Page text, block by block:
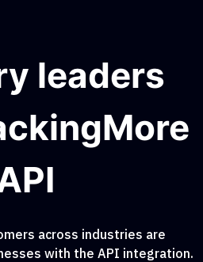
leaders
across industries are
with the API integration.